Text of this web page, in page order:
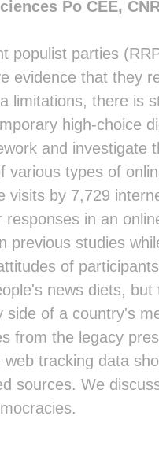
Po CEE,
populist parties
evidence that they
limitations, there is
high-choice
and investigate
types of
visits by 7,729
in an
studies
of
news diets, but
side of a country's
from the legacy
tracking data
sources. We